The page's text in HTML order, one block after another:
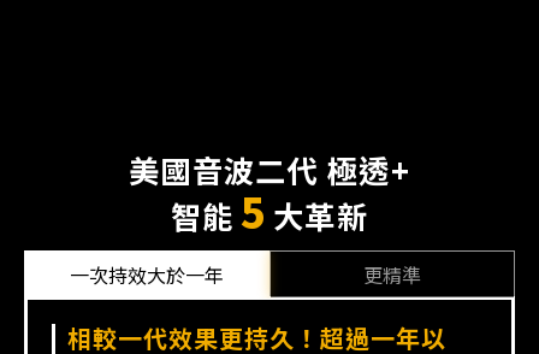
美國音波二代 極透+
智能 5 大革新
一次持效​大於一年 更精準​
相較一代效果更持久！超過一年以